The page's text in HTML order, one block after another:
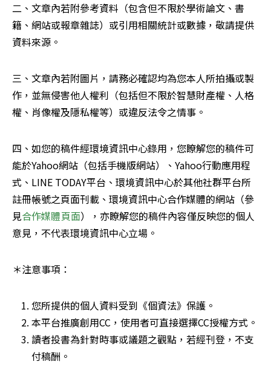
二、文章內若附參考資料（包含但不限於學術論文、書
籍、網站或報章雜誌）或引用相關統計或數據，敬請提供
資料來源。
三、文章內若附圖片，請務必確認均為您本人所拍攝或製
作，並無侵害他人權利（包括但不限於智慧財產權、人格
權、肖像權及隱私權等）或違反法令之情事。
四、如您的稿件經環境資訊中心錄用，您瞭解您的稿件可
能於Yahoo網站（包括手機版網站）、Yahoo行動應用程
式、LINE TODAY平台、環境資訊中心於其他社群平台所
註冊帳號之頁面刊載、環境資訊中心合作媒體的網站（參
見合作媒體頁面），亦瞭解您的稿件內容僅反映您的個人
意見，不代表環境資訊中心立場。
＊注意事項：
您所提供的個人資料受到《個資法》保護。
本平台推廣創用CC，使用者可直接選擇CC授權方式。
讀者投書為針對時事或議題之觀點，若經刊登，不支
付稿酬。